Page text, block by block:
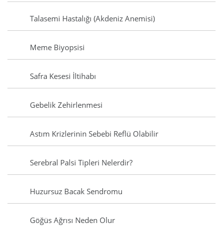
Talasemi Hastalığı (Akdeniz Anemisi)
Meme Biyopsisi
Safra Kesesi İltihabı
Gebelik Zehirlenmesi
Astım Krizlerinin Sebebi Reflü Olabilir
Serebral Palsi Tipleri Nelerdir?
Huzursuz Bacak Sendromu
Göğüs Ağrısı Neden Olur